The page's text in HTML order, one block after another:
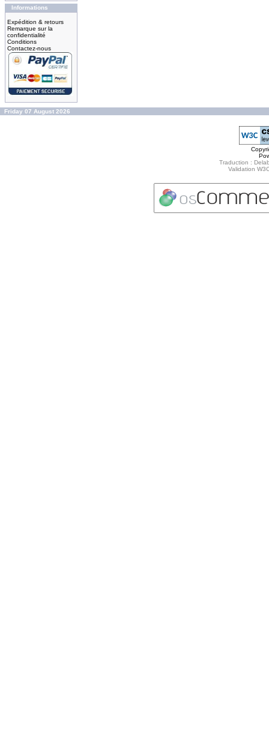
Informations
Expédition & retours
Remarque sur la
confidentialité
Conditions
Contactez-nous
Friday 07 August 2026
Traduction :
Validation